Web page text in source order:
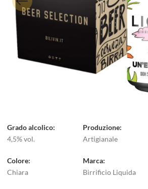
Grado alcolico
4,5% vol.
Produzione
Artigianale
Colore
Chiara
Marca
Birrificio Liquida